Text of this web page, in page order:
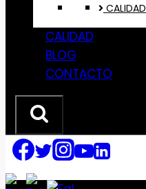
CALIDAD
CALIDAD
BLOG
CONTACTO